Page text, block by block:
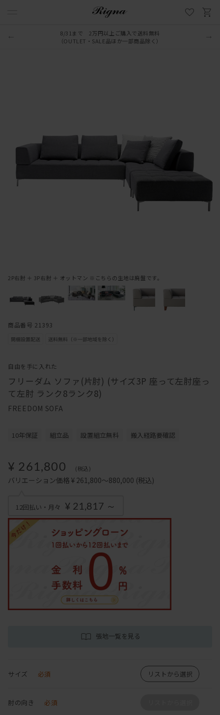
8/31まで 2万円以上ご購入で送料無料
（OUTLET・SALE品ほか一部商品除く）
自由を手に入れた
フリーダム ソファ(片肘) (サイズ3P 座って左肘座っ
て左肘 ランク8ランク8)
FREEDOM SOFA
2P右肘 ＋ 3P右肘 ＋ オットマン ※こちらの生地は廃盤です。
10年保証 組立品 設置組立無料 搬入経路要確認
¥ 261,800 (税込)
バリエーション価格 ¥ 261,800～880,000 (税込)
12回払い・月々 ¥ 21,817 ～
張地一覧を見る
サイズ 必須 リストから選択
肘の向き 必須
商品番号 21393